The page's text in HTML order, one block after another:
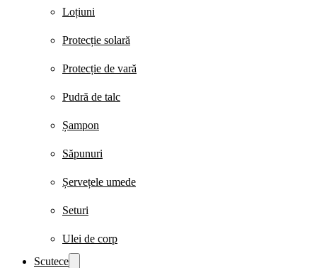
Loțiuni
Protecție solară
Protecție de vară
Pudră de talc
Șampon
Săpunuri
Șervețele umede
Seturi
Ulei de corp
Scutece